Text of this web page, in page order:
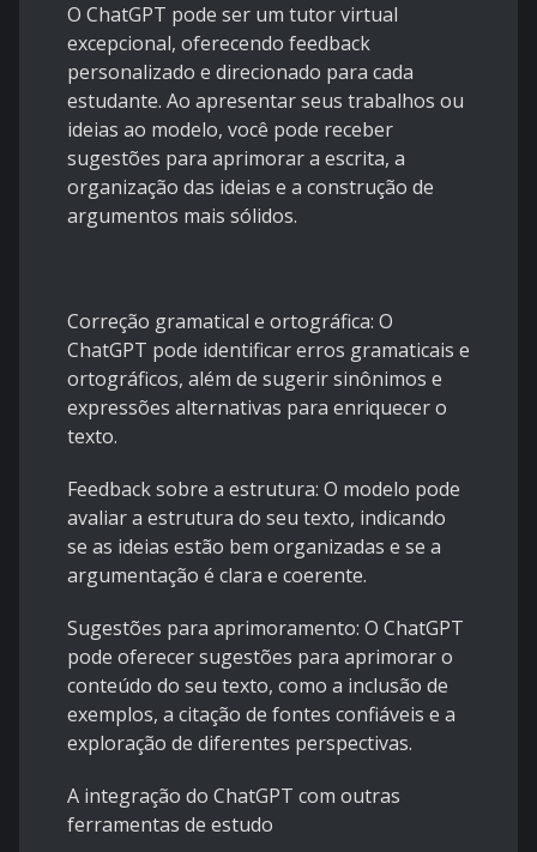
O ChatGPT pode ser um tutor virtual
excepcional, oferecendo feedback
personalizado e direcionado para cada
estudante. Ao apresentar seus trabalhos ou
ideias ao modelo, você pode receber
sugestões para aprimorar a escrita, a
organização das ideias e a construção de
argumentos mais sólidos.
Correção gramatical e ortográfica: O
ChatGPT pode identificar erros gramaticais e
ortográficos, além de sugerir sinônimos e
expressões alternativas para enriquecer o
texto.
Feedback sobre a estrutura: O modelo pode
avaliar a estrutura do seu texto, indicando
se as ideias estão bem organizadas e se a
argumentação é clara e coerente.
Sugestões para aprimoramento: O ChatGPT
pode oferecer sugestões para aprimorar o
conteúdo do seu texto, como a inclusão de
exemplos, a citação de fontes confiáveis e a
exploração de diferentes perspectivas.
A integração do ChatGPT com outras
ferramentas de estudo